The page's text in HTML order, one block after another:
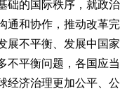
础的国际秩序，就政
通和协作，推动改革
展不平衡、发展中国
不平衡问题，各国应
经济治理更加公平、